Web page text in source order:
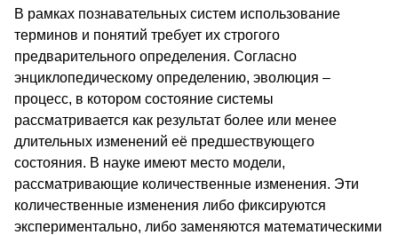
В рамках познавательных систем использование
терминов и понятий требует их строгого
предварительного определения. Согласно
энциклопедическому определению, эволюция –
процесс, в котором состояние системы
рассматривается как результат более или менее
длительных изменений её предшествующего
состояния. В науке имеют место модели,
рассматривающие количественные изменения. Эти
количественные изменения либо фиксируются
экспериментально, либо заменяются математическими